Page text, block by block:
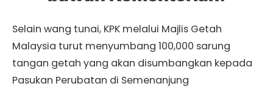
Selain wang tunai, KPK melalui Majlis Getah
Malaysia turut menyumbang 100,000 sarung
tangan getah yang akan disumbangkan kepada
Pasukan Perubatan di Semenanjung